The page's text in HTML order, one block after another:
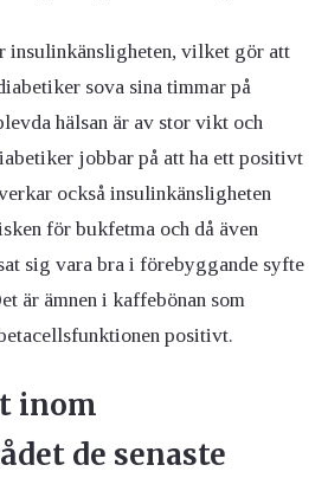
insulinkänsligheten, vilket gör att
sova sina timmar på
hälsan är av stor vikt och
jobbar på att ha ett positivt
också insulinkänsligheten
för bukfetma och då även
sig vara bra i förebyggande syfte
är ämnen i kaffebönan som
positivt.
inom
de senaste